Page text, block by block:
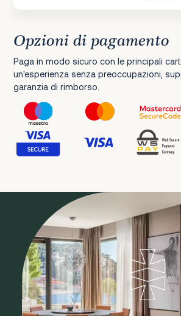
Opzioni di pagamento
Paga in modo sicuro con le principali
un'esperienza senza preoccupazioni,
garanzia di rimborso.